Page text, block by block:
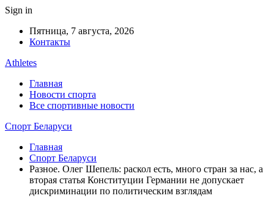
Sign in
Пятница, 7 августа, 2026
Контакты
Athletes
Главная
Новости спорта
Все спортивные новости
Спорт Беларуси
Главная
Спорт Беларуси
Разное. Олег Шепель: раскол есть, много стран за нас, а
вторая статья Конституции Германии не допускает
дискриминации по политическим взглядам